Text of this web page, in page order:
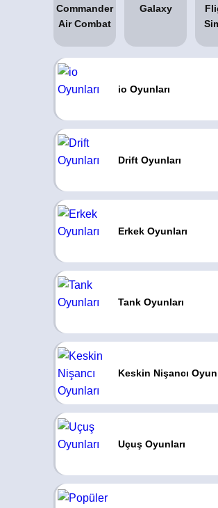
io Oyunları
Drift Oyunları
Erkek Oyunları
Tank Oyunları
Keskin Nişancı
Uçuş Oyunları